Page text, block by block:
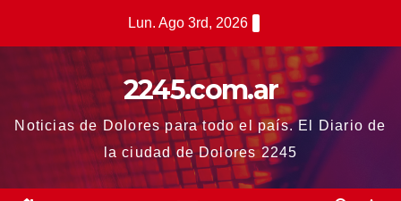
Lun. Ago 3rd, 2026
2245.com.ar
Noticias de Dolores para todo el país. El Diario de
la ciudad de Dolores 2245